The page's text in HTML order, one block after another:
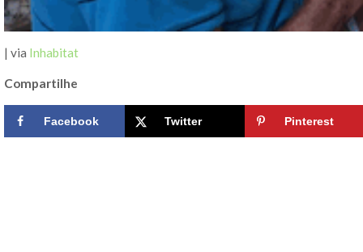
| via Inhabitat
Compartilhe
Facebook Twitter Pinterest